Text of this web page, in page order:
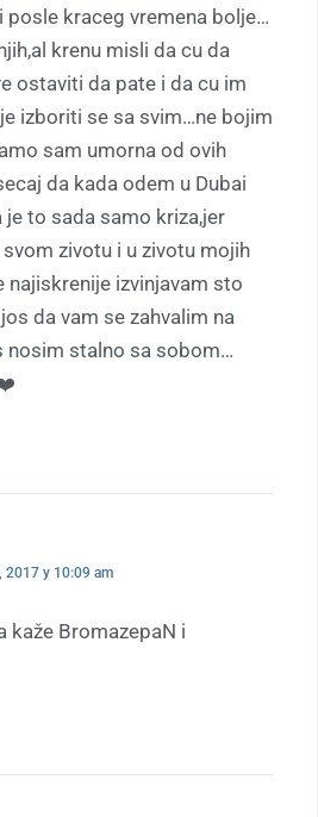
posle kraceg vremena bolje…
krenu misli da cu da
ostaviti da pate i da cu im
izboriti se sa svim…ne bojim
sam umorna od ovih
da kada odem u Dubai
to sada samo kriza,jer
zivotu i u zivotu mojih
najiskrenije izvinjavam sto
da vam se zahvalim na
nosim stalno sa sobom…
2017 у 10:09 am
kaže BromazepaN i